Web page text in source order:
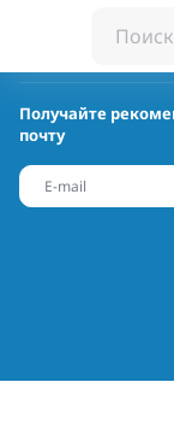
Получайте
почту